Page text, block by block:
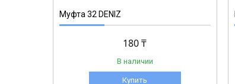
Муфта 32 DENIZ
180 ₸
В наличии
Купить